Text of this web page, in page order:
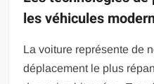
les véhicules
La voiture représente de
déplacement le plus